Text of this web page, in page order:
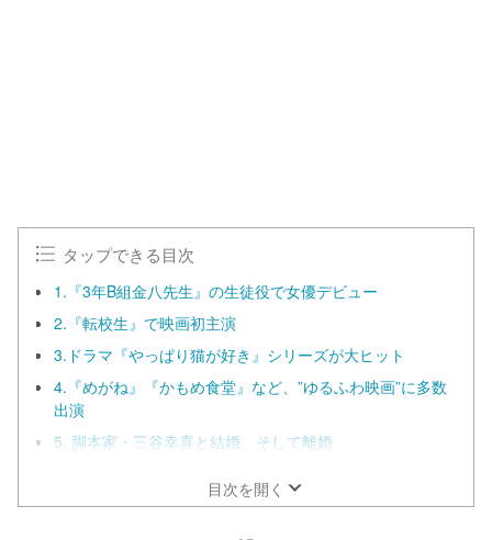
タップできる目次
1.『3年B組金八先生』の生徒役で女優デビュー
2.『転校生』で映画初主演
3.ドラマ『やっぱり猫が好き』シリーズが大ヒット
4.『めがね』『かもめ食堂』など、”ゆるふわ映画”に多数
出演
5. 脚本家・三谷幸喜と結婚、そして離婚
目次を開く